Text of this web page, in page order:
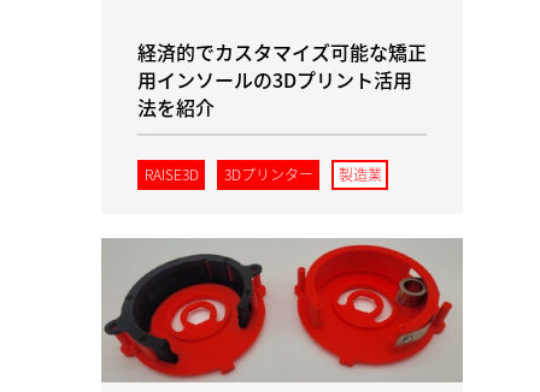
経済的でカスタマイズ可能な矯正
用インソールの3Dプリント活用
法を紹介
RAISE3D 3Dプリンター 製造業